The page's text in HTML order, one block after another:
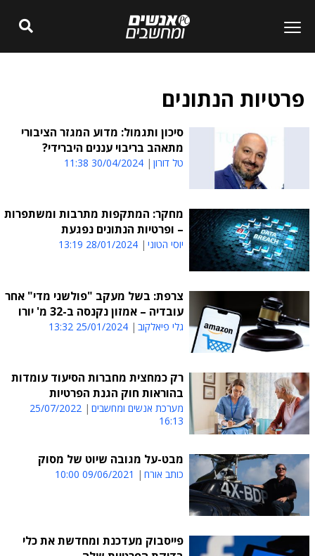
פרטיות הנתונים
סיכון ותגמול: מדוע המגזר הציבורי
מתאהב בריבוי עננים היברידי?
טל דורון 30/04/2024 11:38
מחקר: המתקפות מתרבות ומשתפרות
– ופרטיות הנתונים נפגעת
יוסי הטוני 28/01/2024 13:19
צרפת: בשל מעקב "פולשני מדי" אחר
עובדיה – אמזון נקנסה ב-32 מ' יורו
גלי פיאלקוב 25/01/2024 13:32
רק כמחצית מחברות הסיעוד עומדות
בהוראות חוק הגנת הפרטיות
מערכת אנשים ומחשבים
25/07/2022
16:13
מבט-על מגובה שיוט של מסוק
כותב אורח 09/06/2021 10:00
פייסבוק מעדכנת ומחדשת את כלי